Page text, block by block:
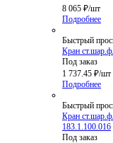
8 065 ₽/шт
Подробнее
Быстрый
Кран
Под заказ
1 737.45 ₽/шт
Подробнее
Быстрый
Кран
183.1.100.016
Под заказ